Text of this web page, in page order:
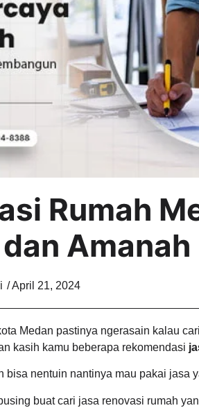
Rumah
Amanah
/April 21, 2024
Medan pastinya ngerasain kalau
kasih kamu beberapa rekomendasi
bisa nentuin nantinya mau pakai jasa
buat cari jasa renovasi rumah